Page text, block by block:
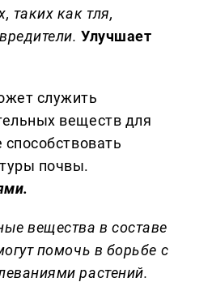
таких как тля,
Улучшает
служить
веществ для
почвы.
вещества в составе
помочь в борьбе с
растений.